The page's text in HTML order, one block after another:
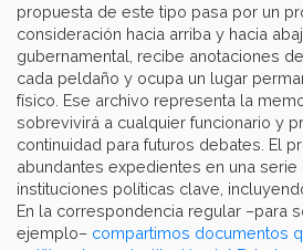
propuesta de este tipo pasa por un
consideración hacia arriba y hacia
gubernamental, recibe anotaciones
cada peldaño y ocupa un lugar
físico. Ese archivo representa la
sobrevivirá a cualquier funcionario y
continuidad para futuros debates. El
abundantes expedientes en una
instituciones políticas clave,
En la correspondencia regular –para
ejemplo– compartimos documentos